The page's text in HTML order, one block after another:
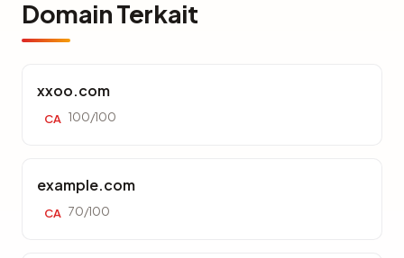
Domain Terkait
xxoo.com
CA 100/100
example.com
CA 70/100